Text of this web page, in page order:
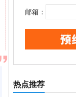
邮箱：
热点推荐